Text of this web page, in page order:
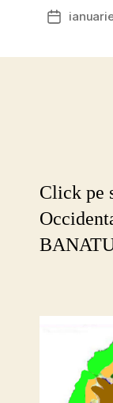
Dată
Click pe